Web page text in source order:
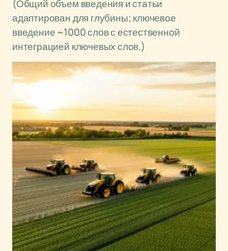
(Общий объем введения и статьи
адаптирован для глубины; ключевое
введение ~1000 слов с естественной
интеграцией ключевых слов.)